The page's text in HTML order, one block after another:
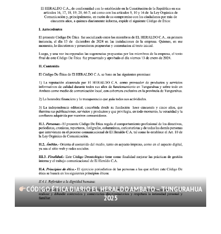
CÓDIGO ÉTICA DIARIO EL HERALDO AMBATO – TUNGURAHUA
2025